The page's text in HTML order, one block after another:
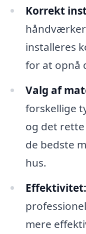
Korrekt
installeres
for at opnå
Valg af
forskellige
og det
de bedste
hus.
Effektivitet:
mere